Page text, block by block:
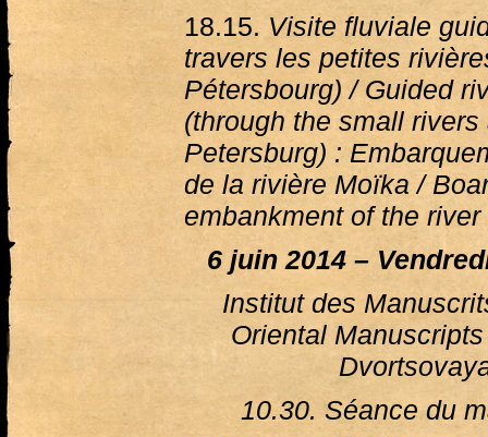
18.15. Visite fluviale
travers les petites
Pétersbourg) / Guided
(through the small
Petersburg) :
de la rivière Moïka /
embankment of the river
6 juin 2014 –
Institut des
Oriental
10.30. Séance du